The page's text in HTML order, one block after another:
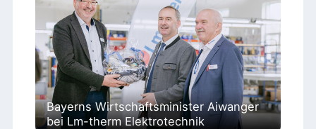
Bayerns Wirtschaftsminister Aiwanger
bei Lm-therm Elektrotechnik